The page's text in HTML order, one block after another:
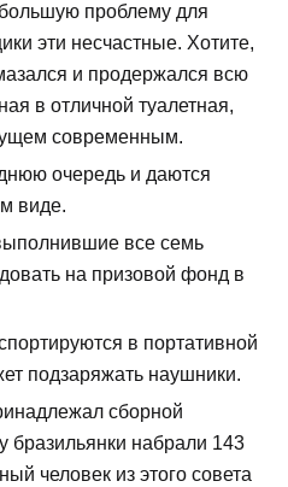
проблему для
эти несчастные. Хотите,
и продержался всю
в отличной туалетная,
современным.
очередь и даются
виде.
все семь
на призовой фонд в
в портативной
подзаряжать наушники.
сборной
бразильянки набрали 143
человек из этого совета